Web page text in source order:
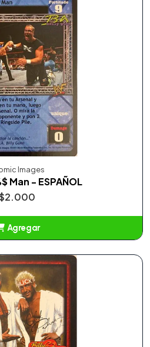
Images
Man - ESPAÑOL
Agregar